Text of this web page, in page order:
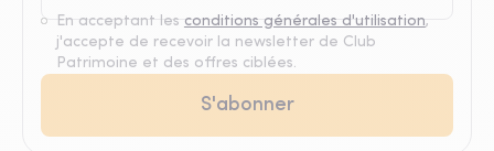
En acceptant les conditions générales d'utilisation,
j'accepte de recevoir la newsletter de Club
Patrimoine et des offres ciblées.